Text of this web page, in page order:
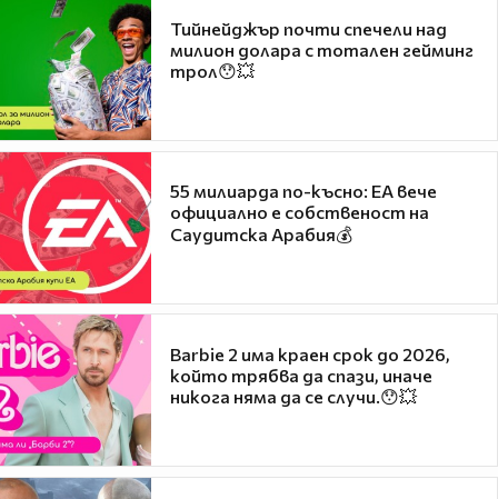
Тийнейджър почти спечели над
милион долара с тотален гейминг
трол😯💥
55 милиарда по-късно: EA вече
официално е собственост на
Саудитска Арабия💰
Barbie 2 има краен срок до 2026,
който трябва да спази, иначе
никога няма да се случи.😯💥